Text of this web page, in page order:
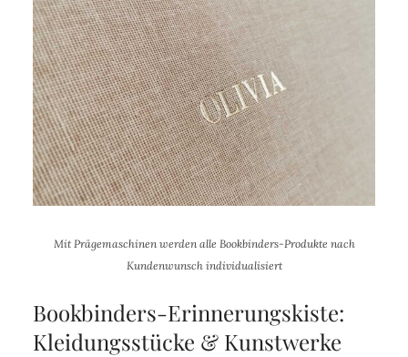
Mit Prägemaschinen werden alle Bookbinders-Produkte nach
Kundenwunsch individualisiert
Bookbinders-Erinnerungskiste:
Kleidungsstücke & Kunstwerke